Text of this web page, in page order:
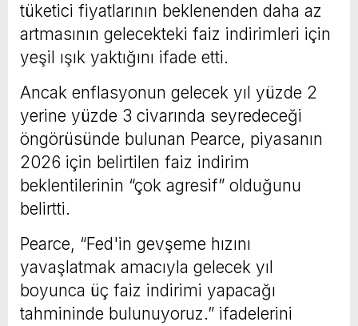
tüketici fiyatlarının beklenenden daha az
artmasının gelecekteki faiz indirimleri için
yeşil ışık yaktığını ifade etti.
Ancak enflasyonun gelecek yıl yüzde 2
yerine yüzde 3 civarında seyredeceği
öngörüsünde bulunan Pearce, piyasanın
2026 için belirtilen faiz indirim
beklentilerinin “çok agresif” olduğunu
belirtti.
Pearce, “Fed'in gevşeme hızını
yavaşlatmak amacıyla gelecek yıl
boyunca üç faiz indirimi yapacağı
tahmininde bulunuyoruz.” ifadelerini